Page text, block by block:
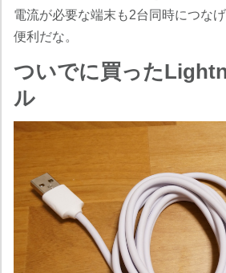
電流が必要な端末も2台同時につな
便利だな。
ついでに買った
ル